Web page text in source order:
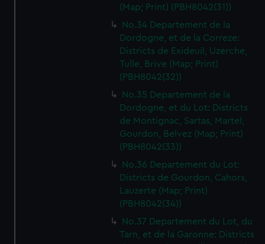
(Map; Print) (PBH8042(31))
No.34 Departement de la
Dordogne, et de la Correze:
Districts de Exideuil, Uzerche,
Tulle, Brive (Map; Print)
(PBH8042(32))
No.35 Departement de la
Dordogne, et du Lot: Districts
de Montignac, Sartas, Martel,
Gourdon, Belvez (Map; Print)
(PBH8042(33))
No.36 Departement du Lot:
Districts de Gourdon, Cahors,
Lauzerte (Map; Print)
(PBH8042(34))
No.37 Departement du Lot, du
Tarn, et de la Garonne: Districts